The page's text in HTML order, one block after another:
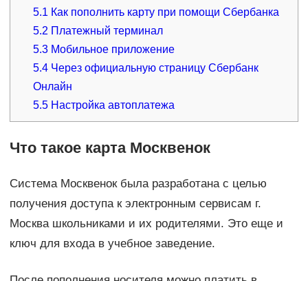
5.1 Как пополнить карту при помощи Сбербанка
5.2 Платежный терминал
5.3 Мобильное приложение
5.4 Через официальную страницу Сбербанк
Онлайн
5.5 Настройка автоплатежа
Что такое карта Москвенок
Система Москвенок была разработана с целью
получения доступа к электронным сервисам г.
Москва школьниками и их родителями. Это еще и
ключ для входа в учебное заведение.